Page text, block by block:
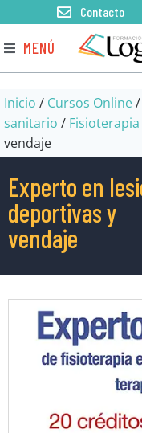
MENÚ
Contacto
Inicio / Cursos Online/
sanitario / Fisioterapia
vendaje
Experto en
deportivas y
vendaje